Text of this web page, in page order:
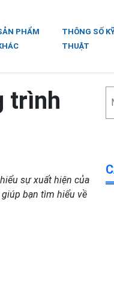
PHẨM
THÔNG SỐ
THUẬT
trình
sự xuất hiện của
bạn tìm hiểu về